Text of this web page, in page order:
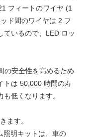
フィートのワイヤ (1
ド間のワイヤは 2 フ
ているので、LED ロッ
の安全性を高めるため
トは 50,000 時間の寿
低くなります。
ます。
照明キットは、車の